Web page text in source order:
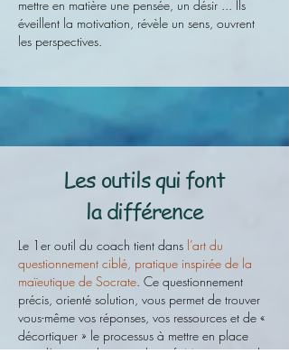
mettre en matière une pensée, un désir ... Ils
éveillent la motivation, révèle un sens, ouvrent
les perspectives.
Les outils qui font
la différence
Le 1er outil du coach tient dans l’art du
questionnement ciblé, pratique inspirée de la
maïeutique de Socrate . Ce questionnement
précis, orienté solution, vous permet de trouver
vous-même vos réponses, vos ressources et de «
décortiquer » le processus à mettre en place
pour l’atteinte de votre objectif.Ma pratique de